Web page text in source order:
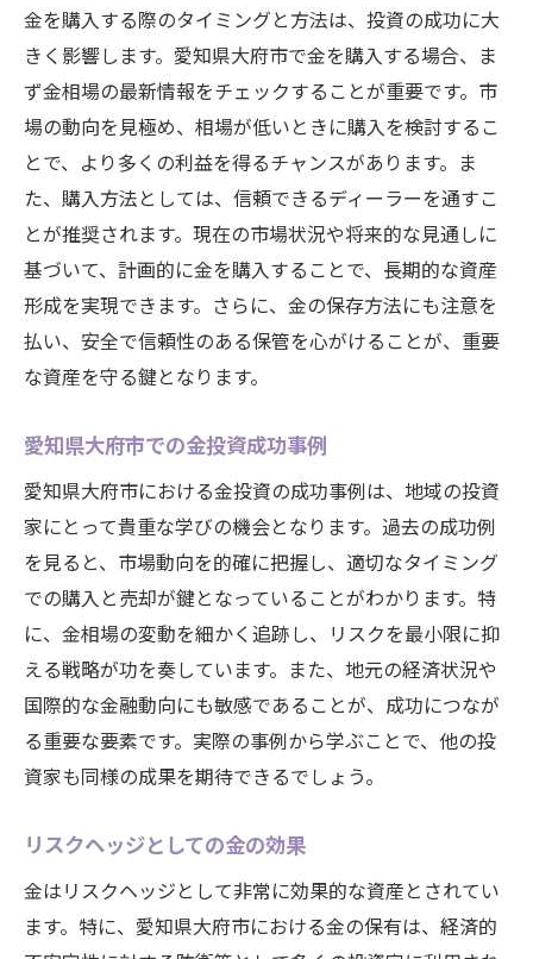
金を購入する際のタイミングと方法は、投資の成功に大
きく影響します。愛知県大府市で金を購入する場合、ま
ず金相場の最新情報をチェックすることが重要です。市
場の動向を見極め、相場が低いときに購入を検討するこ
とで、より多くの利益を得るチャンスがあります。ま
た、購入方法としては、信頼できるディーラーを通すこ
とが推奨されます。現在の市場状況や将来的な見通しに
基づいて、計画的に金を購入することで、長期的な資産
形成を実現できます。さらに、金の保存方法にも注意を
払い、安全で信頼性のある保管を心がけることが、重要
な資産を守る鍵となります。
愛知県大府市での金投資成功事例
愛知県大府市における金投資の成功事例は、地域の投資
家にとって貴重な学びの機会となります。過去の成功例
を見ると、市場動向を的確に把握し、適切なタイミング
での購入と売却が鍵となっていることがわかります。特
に、金相場の変動を細かく追跡し、リスクを最小限に抑
える戦略が功を奏しています。また、地元の経済状況や
国際的な金融動向にも敏感であることが、成功につなが
る重要な要素です。実際の事例から学ぶことで、他の投
資家も同様の成果を期待できるでしょう。
リスクヘッジとしての金の効果
金はリスクヘッジとして非常に効果的な資産とされてい
ます。特に、愛知県大府市における金の保有は、経済的